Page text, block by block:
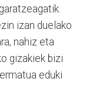
izan duelako
nahiz eta
gizakiek bizi
eduki